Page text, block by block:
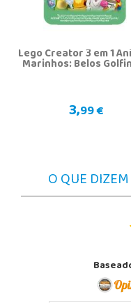
Lego Creator 3 em 1
Marinhos: Belos
3,99 €
O QUE